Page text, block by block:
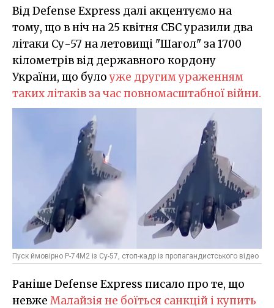
Від Defense Express далі акцентуємо на
тому, що в ніч на 25 квітня СБС уразили два
літаки Су-57 на летовищі "Шагол" за 1700
кілометрів від державного кордону
України, що булоуже другим ураженням
таких літаків за час повномасштабної війни.
Пуск ймовірно Р-74М2 із Су-57, стоп-кадр із пропагандистського відео
Раніше Defense Express писало про те, що
невже Малайзія не боїться санкцій і купить